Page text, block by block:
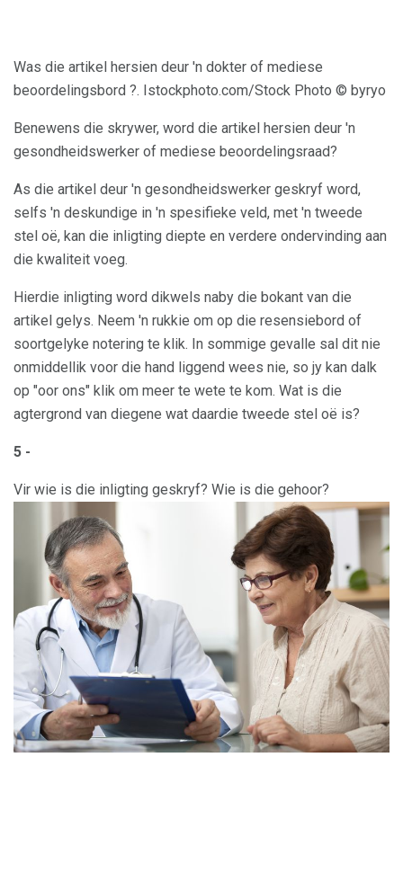
Was die artikel hersien deur 'n dokter of mediese
beoordelingsbord ?. Istockphoto.com/Stock Photo © byryo
Benewens die skrywer, word die artikel hersien deur 'n
gesondheidswerker of mediese beoordelingsraad?
As die artikel deur 'n gesondheidswerker geskryf word,
selfs 'n deskundige in 'n spesifieke veld, met 'n tweede
stel oë, kan die inligting diepte en verdere ondervinding aan
die kwaliteit voeg.
Hierdie inligting word dikwels naby die bokant van die
artikel gelys. Neem 'n rukkie om op die resensiebord of
soortgelyke notering te klik. In sommige gevalle sal dit nie
onmiddellik voor die hand liggend wees nie, so jy kan dalk
op "oor ons" klik om meer te wete te kom. Wat is die
agtergrond van diegene wat daardie tweede stel oë is?
5 -
Vir wie is die inligting geskryf? Wie is die gehoor?